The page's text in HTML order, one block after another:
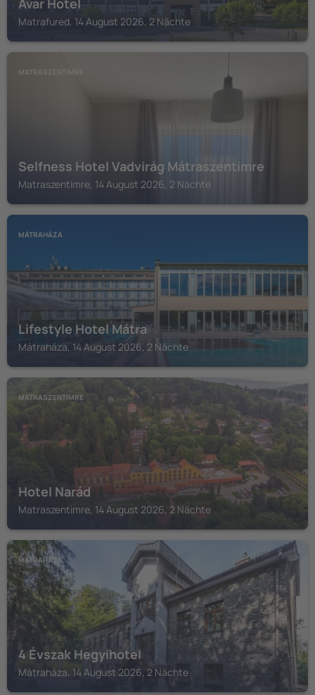
Avar Hotel
Matrafured, 14 August 2026, 2 Nächte
MATRASZENTIMRE
Selfness Hotel Vadvirág Mátraszentimre
Matraszentimre, 14 August 2026, 2 Nächte
MÁTRAHÁZA
Lifestyle Hotel Mátra
Mátraháza, 14 August 2026, 2 Nächte
MATRASZENTIMRE
Hotel Narád
Matraszentimre, 14 August 2026, 2 Nächte
MÁTRAHÁZA
4 Évszak Hegyihotel
Mátraháza, 14 August 2026, 2 Nächte